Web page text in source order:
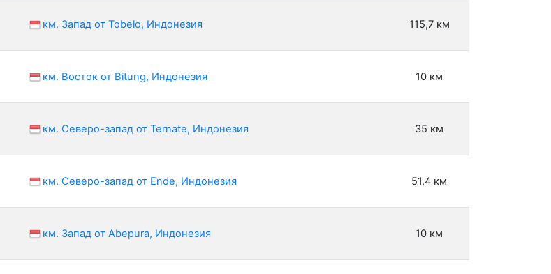
км. Запад от Tobelo, Индонезия 115,7 км
км. Восток от Bitung, Индонезия 10 км
км. Северо-запад от Ternate, Индонезия 35 км
км. Северо-запад от Ende, Индонезия 51,4 км
км. Запад от Abepura, Индонезия 10 км